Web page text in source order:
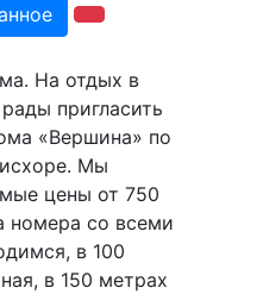
На отдых в
пригласить
«Вершина» по
Мы
цены от 750
номера со всеми
в 100
в 150 метрах